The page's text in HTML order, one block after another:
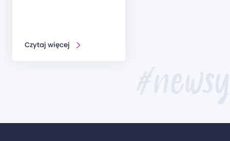
Czytaj więcej